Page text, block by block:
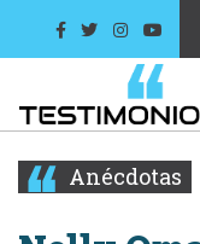
Anécdotas